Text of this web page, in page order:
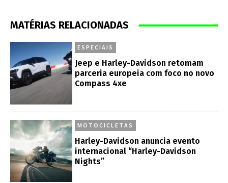
MATÉRIAS RELACIONADAS
ESPECIAIS
Jeep e Harley-Davidson retomam
parceria europeia com foco no novo
Compass 4xe
MOTOCICLETAS
Harley-Davidson anuncia evento
internacional “Harley-Davidson
Nights”